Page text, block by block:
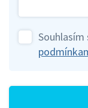
Souhlasím